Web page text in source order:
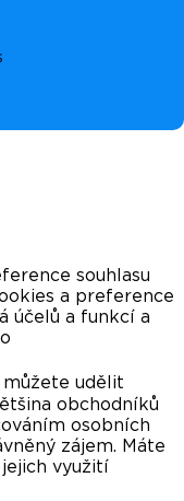
souhlasu
a preference
účelů a funkcí a
můžete udělit
obchodníků
osobních
zájem. Máte
využití